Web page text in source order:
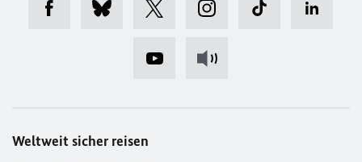
Weltweit sicher reisen